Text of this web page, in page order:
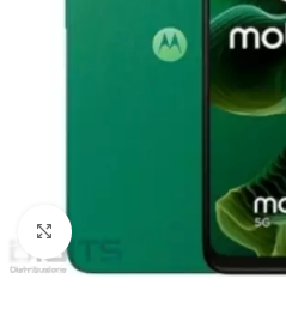
Clicca per ingrandire